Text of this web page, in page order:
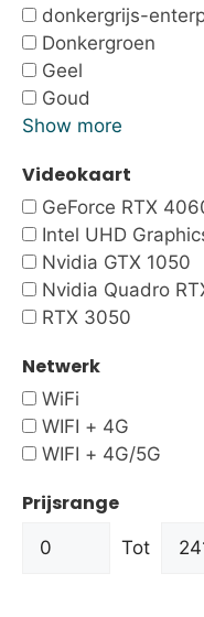
donkergrijs-
Donkergroen
Geel
Goud
Show more
Videokaart
GeForce RTX
Intel UHD
Nvidia GTX 1050
Nvidia Quadro
RTX 3050
Netwerk
WiFi
WIFI + 4G
WIFI + 4G/5G
Prijsrange
Tot